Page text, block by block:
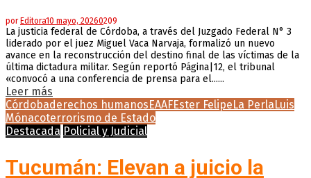
por Editora10 mayo, 20260209
La justicia federal de Córdoba, a través del Juzgado Federal N° 3
liderado por el juez Miguel Vaca Narvaja, formalizó un nuevo
avance en la reconstrucción del destino final de las víctimas de la
última dictadura militar. Según reportó Página|12, el tribunal
«convocó a una conferencia de prensa para el......
Leer más
Córdobaderechos humanosEAAFEster FelipeLa PerlaLuis
Mónacoterrorismo de Estado
Destacada Policial y Judicial
Tucumán: Elevan a juicio la